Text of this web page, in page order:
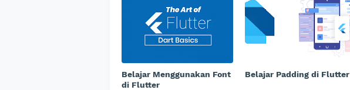
Belajar Menggunakan Font
di Flutter
Belajar Padding di Flutter